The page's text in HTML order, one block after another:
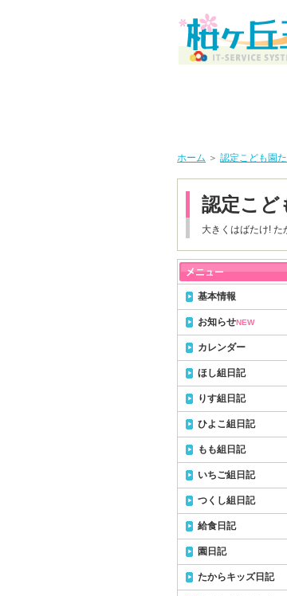
ホーム ＞ 認定こども園
認定こど
大きくはばたけ! た
基本情報
お知らせNEW
カレンダー
ほし組日記
りす組日記
ひよこ組日記
もも組日記
いちご組日記
つくし組日記
給食日記
園日記
たからキッズ日記